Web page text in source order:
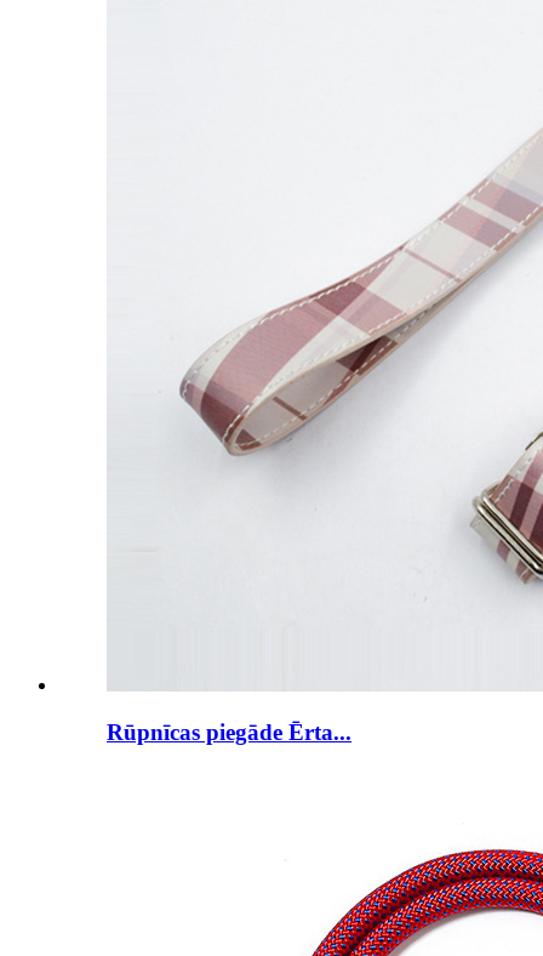
Rūpnīcas piegāde Ērta...